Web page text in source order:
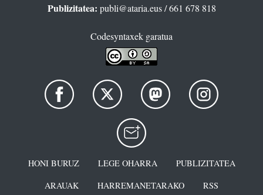
Publizitatea: publi@ataria.eus/ 661 678 818
Codesyntaxek garatua
HONI BURUZ LEGE OHARRA
PUBLIZITATEA
ARAUAK
HARREMANETARAKO RSS